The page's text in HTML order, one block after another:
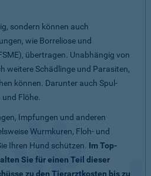
sondern können auch
wie Borreliose und
übertragen. Unabhängig von
weitere Schädlinge und Parasiten,
können. Darunter auch Spul-
Flöhe.
Impfungen und anderen
Wurmkuren, Floh- und
Ihren Hund schützen. Im Top-
Sie für einen Teil dieser
zu den Tierarztkosten bis zu